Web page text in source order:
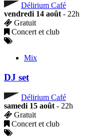
Délirium Café
vendredi 14 août - 22h
Gratuit
Concert et club
Mix
DJ set
Délirium Café
samedi 15 août - 22h
Gratuit
Concert et club